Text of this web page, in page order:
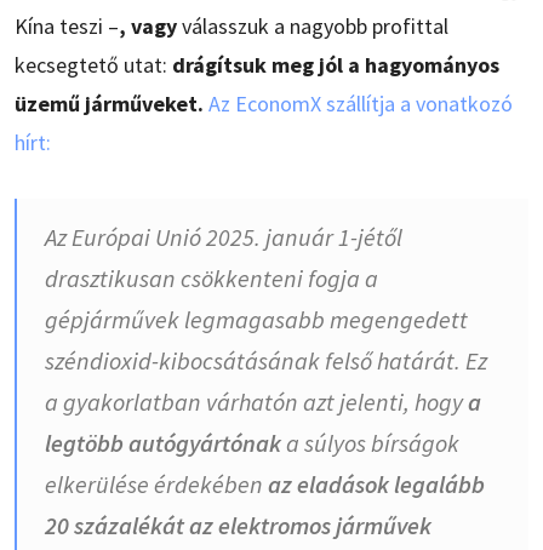
Kína teszi –, vagyválasszuk a nagyobb profittal
kecsegtető utat: drágítsuk meg jól a hagyományos
üzemű járműveket. Az EconomX szállítja a vonatkozó
hírt:
Az Európai Unió 2025. január 1-jétől
drasztikusan csökkenteni fogja a
gépjárművek legmagasabb megengedett
széndioxid-kibocsátásának felső határát. Ez
a gyakorlatban várhatón azt jelenti, hogya
legtöbb autógyártónaka súlyos bírságok
elkerülése érdekében az eladások legalább
20 százalékát az elektromos járművek